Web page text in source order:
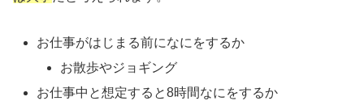
お仕事がはじまる前になにをするか
お散歩やジョギング
お仕事中と想定すると8時間なにをするか